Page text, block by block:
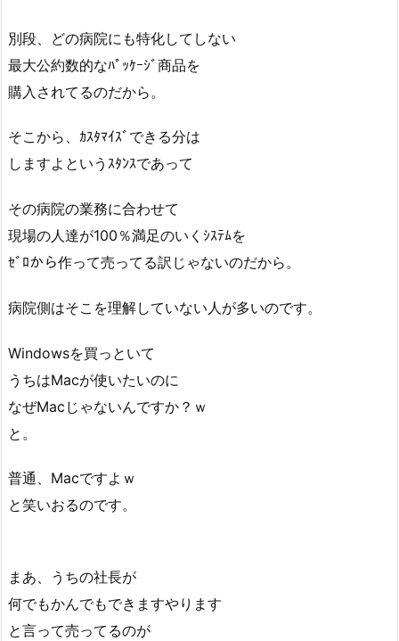
別段、どの病院にも特化してしない
最大公約数的なﾊﾟｯｹｰｼﾞ商品を
購入されてるのだから。
そこから、ｶｽﾀﾏｲｽﾞできる分は
しますよというｽﾀﾝｽであって
その病院の業務に合わせて
現場の人達が100％満足のいくｼｽﾃﾑを
ｾﾞﾛから作って売ってる訳じゃないのだから。
病院側はそこを理解していない人が多いのです。
Windowsを買っといて
うちはMacが使いたいのに
なぜMacじゃないんですか？ｗ
と。
普通、Macですよｗ
と笑いおるのです。
まあ、うちの社長が
何でもかんでもできますやります
と言って売ってるのが